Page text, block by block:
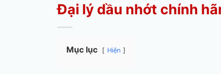
Đại lý dầu nhớt chính
Mục lục Hiện